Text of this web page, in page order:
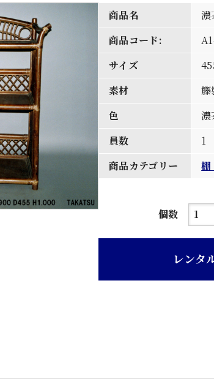
商品名
濃
商品コード:
サイズ
素材
籐
色
濃
員数
1
商品カテゴリー
棚
個数
濃
レンタ